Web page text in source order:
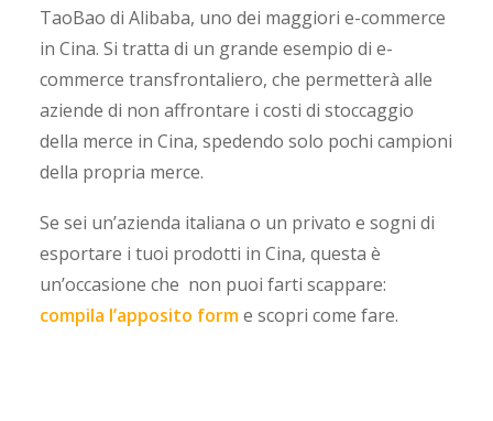
TaoBao di Alibaba, uno dei maggiori e-commerce
in Cina. Si tratta di un grande esempio di e-
commerce transfrontaliero, che permetterà alle
aziende di non affrontare i costi di stoccaggio
della merce in Cina, spedendo solo pochi campioni
della propria merce.
Se sei un’azienda italiana o un privato e sogni di
esportare i tuoi prodotti in Cina, questa è
un’occasione che non puoi farti scappare:
compila l’apposito forme scopri come fare.